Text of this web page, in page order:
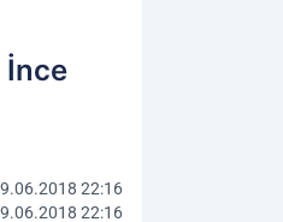
İnce
22:16
22:16